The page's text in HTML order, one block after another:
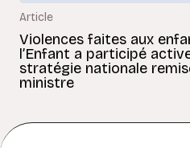
Article
Violences faites aux
l’Enfant a participé
stratégie nationale
ministre